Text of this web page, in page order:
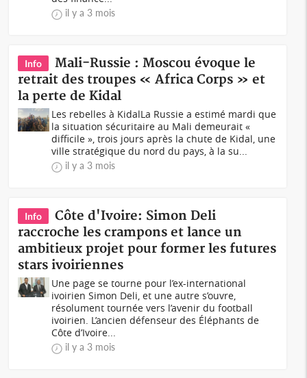
il y a 3 mois
Info
Mali-Russie : Moscou évoque le
retrait des troupes « Africa Corps » et
la perte de Kidal
Les rebelles à KidalLa Russie a estimé mardi que
la situation sécuritaire au Mali demeurait «
difficile », trois jours après la chute de Kidal, une
ville stratégique du nord du pays, à la su...
il y a 3 mois
Info
Côte d'Ivoire: Simon Deli
raccroche les crampons et lance un
ambitieux projet pour former les futures
stars ivoiriennes
Une page se tourne pour l’ex-international
ivoirien Simon Deli, et une autre s’ouvre,
résolument tournée vers l’avenir du football
ivoirien. L’ancien défenseur des Éléphants de
Côte d’Ivoire...
il y a 3 mois